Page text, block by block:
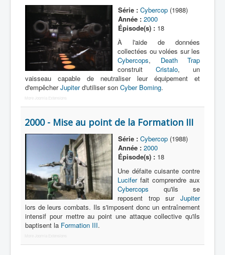
Série : Cybercop (1988)
Année : 2000
Épisode(s) : 18
À l'aide de données
collectées ou volées sur les
Cybercops, Death Trap
construit Cristalo, un
vaisseau capable de neutraliser leur équipement et
d'empêcherJupiterd'utiliser son Cyber Boming.
More Joomla Extensions
2000 - Mise au point de la Formation III
Série : Cybercop (1988)
Année : 2000
Épisode(s) : 18
Une défaite cuisante contre
Luciferfait comprendre aux
Cybercops qu'ils se
reposent trop sur Jupiter
lors de leurs combats. Ils s'imposent donc un entraînement
intensif pour mettre au point une attaque collective qu'ils
baptisent la Formation III.
More Joomla Extensions